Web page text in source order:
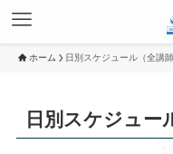
ホーム 日別スケジュール（全講師
日別スケジュー